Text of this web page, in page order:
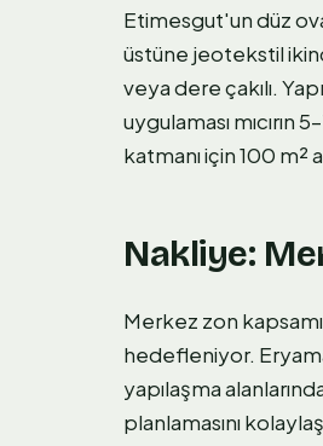
Etimesgut'un düz
üstüne jeotekstil
veya dere çakılı.
uygulaması mıcırın
katmanı için 100 m²
Nakliye:
Merkez zon
hedefleniyor.
yapılaşma
planlamasını